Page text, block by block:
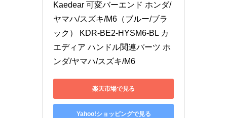
Kaedear 可変バーエンド ホンダ/
ヤマハ/スズキ/M6（ブルー/ブラ
ック） KDR-BE2-HYSM6-BL カ
エディア ハンドル関連パーツ ホ
ンダ/ヤマハ/スズキ/M6
楽天市場で見る
Yahoo!ショッピングで見る